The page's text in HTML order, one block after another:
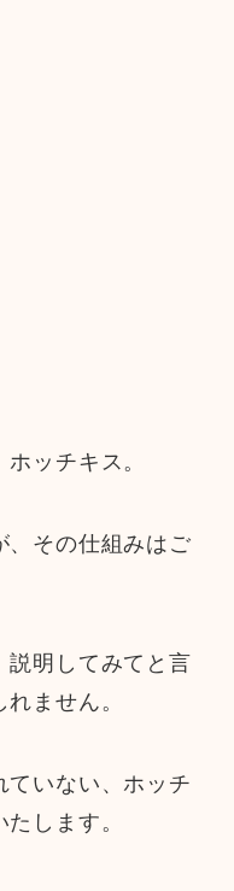
ッチキス。
、その仕組みはご
説明してみてと言
ません。
ていない、ホッチ
します。